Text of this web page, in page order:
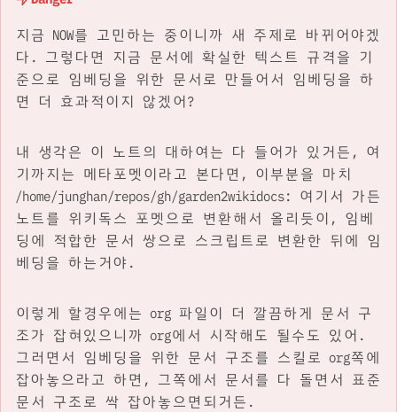
지금 NOW를 고민하는 중이니까 새 주제로 바뀌어야겠
다. 그렇다면 지금 문서에 확실한 텍스트 규격을 기
준으로 임베딩을 위한 문서로 만들어서 임베딩을 하
면 더 효과적이지 않겠어?
내 생각은 이 노트의 대하여는 다 들어가 있거든, 여
기까지는 메타포멧이라고 본다면, 이부분을 마치
/home/junghan/repos/gh/garden2wikidocs: 여기서 가든
노트를 위키독스 포멧으로 변환해서 올리듯이, 임베
딩에 적합한 문서 쌍으로 스크립트로 변환한 뒤에 임
베딩을 하는거야.
이렇게 할경우에는 org 파일이 더 깔끔하게 문서 구
조가 잡혀있으니까 org에서 시작해도 될수도 있어.
그러면서 임베딩을 위한 문서 구조를 스킬로 org쪽에
잡아놓으라고 하면, 그쪽에서 문서를 다 돌면서 표준
문서 구조로 싹 잡아놓으면되거든.